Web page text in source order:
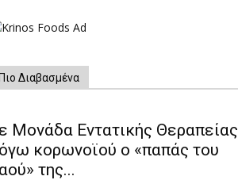
Πιο Διαβασμένα
Μονάδα Εντατικής Θεραπείας
κορωνοϊού ο «παπάς του
της...